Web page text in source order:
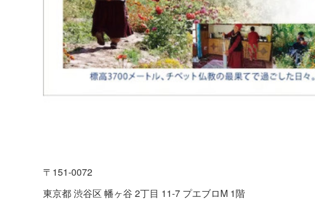
〒151-0072
東京都 渋谷区 幡ヶ谷 2丁目 11-7 プエブロM 1階